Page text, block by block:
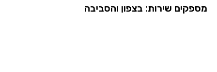
שירות: בצפון והסביבה